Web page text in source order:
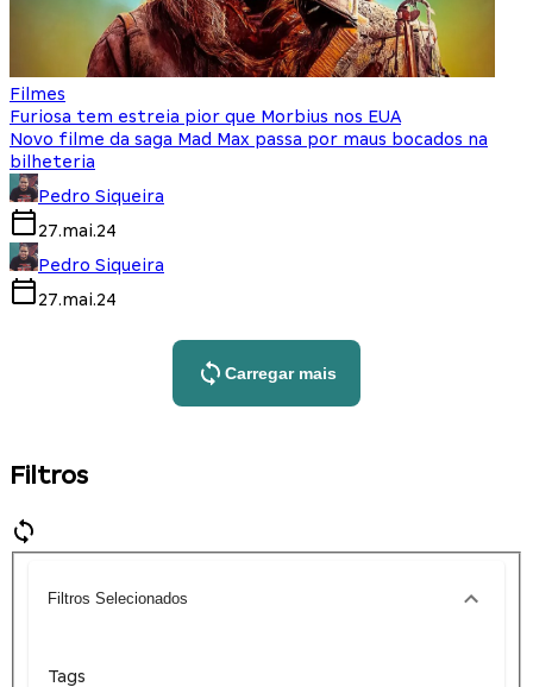
Filmes
Furiosa tem estreia pior que Morbius nos EUA
Novo filme da saga Mad Max passa por maus bocados na
bilheteria
Pedro Siqueira
27.mai.24
Pedro Siqueira
27.mai.24
Carregar mais
Filtros
Filtros Selecionados
Tags